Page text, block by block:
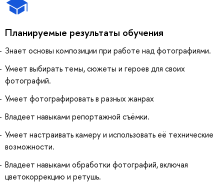
Планируемые результаты обучения
Знает основы композиции при работе над фотографиями.
Умеет выбирать темы, сюжеты и героев для своих
фотографий.
Умеет фотографировать в разных жанрах
Владеет навыками репортажной съёмки.
Умеет настраивать камеру и использовать её технические
возможности.
Владеет навыками обработки фотографий, включая
цветокоррекцию и ретушь.